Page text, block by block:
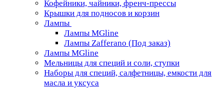
Кофейники, чайники, френч-прессы
Крышки для подносов и корзин
Лампы
Лампы MGline
Лампы Zafferano (Под заказ)
Лампы MGline
Мельницы для специй и соли, ступки
Наборы для специй, салфетницы, емкости для
масла и уксуса